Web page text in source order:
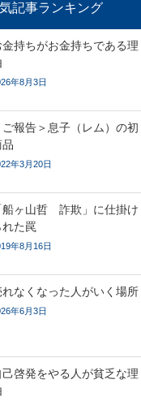
記事ランキング
金持ちがお金持ちである理
年8月3日
ご報告＞息子（レム）の初
年3月20日
船ヶ山哲 詐欺」に仕掛け
れた罠
年8月16日
れなくなった人がいく場所
年6月3日
己啓発をやる人が貧乏な理